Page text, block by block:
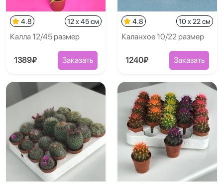
4.8 12 x 45 см
Калла 12/45 размер
1389₽ Заказать
4.8 10 x 22 см
Каланхое 10/22 размер
1240₽ Заказать